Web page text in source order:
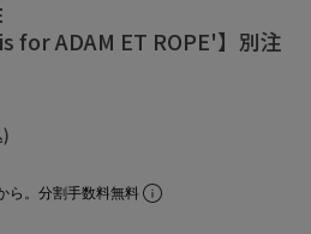
for ADAM ET ROPE'】別注
ら。分割手数料無料